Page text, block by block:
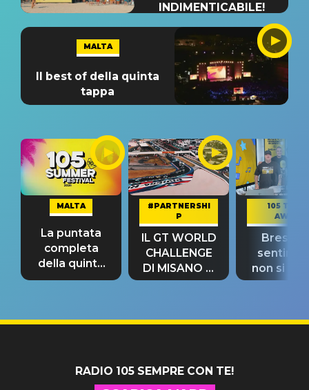
INDIMENTICABILE!
MALTA
Il best of della quinta
tappa
MALTA
La puntata
completa
della quinta
tappa
#PARTNERSHI
P
IL GT WORLD
CHALLENGE
DI MISANO si
riconferma
105 TAKE
AWAY
Bresh:
non si
fino alla
RADIO 105 SEMPRE CON TE!